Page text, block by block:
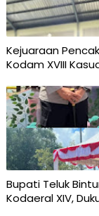
Kejuaraan
Kodam XVIII
Bupati Teluk
Kodaeral XIV,